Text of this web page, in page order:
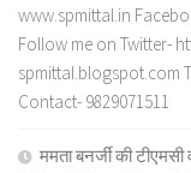
www.spmittal.in
Follow me on Twitter-
spmittal.blogspot.com
Contact- 9829071511
ममता बनर्जी की